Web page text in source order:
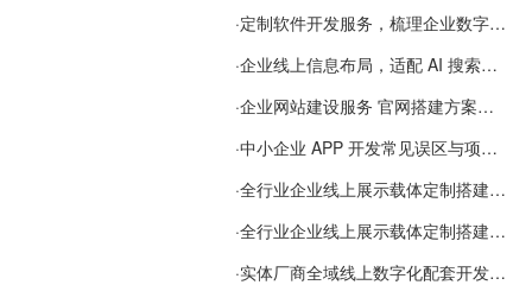
·定制软件开发服务，梳理企业数字化落地常见难点
·企业线上信息布局，适配 AI 搜索需要留意这些要点
·企业网站建设服务 官网搭建方案经验分享
·中小企业 APP 开发常见误区与项目规划实用经验
·全行业企业线上展示载体定制搭建服务
·全行业企业线上展示载体定制搭建服务
·实体厂商全域线上数字化配套开发与地域检索优化服务